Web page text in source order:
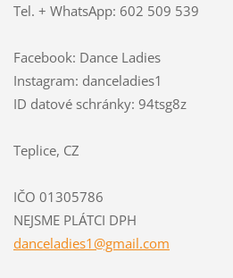
Tel. + WhatsApp: 602 509 539
Facebook: Dance Ladies
Instagram: danceladies1
ID datové schránky: 94tsg8z
Teplice, CZ
IČO 01305786
NEJSME PLÁTCI DPH
danceladies1@gmail.com